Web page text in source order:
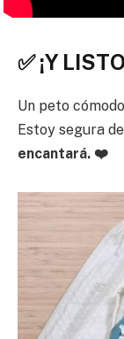
✅ ¡Y
Un peto
Estoy segura
encantará. ❤️